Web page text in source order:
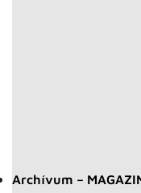
Archívum –